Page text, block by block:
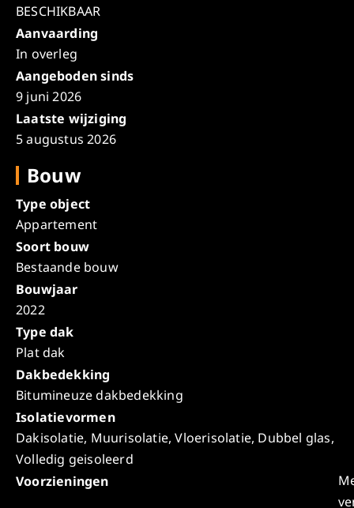
BESCHIKBAAR
Aanvaarding
In overleg
Aangeboden sinds
9 juni 2026
Laatste wijziging
5 augustus 2026
Bouw
Type object
Appartement
Soort bouw
Bestaande bouw
Bouwjaar
2022
Type dak
Plat dak
Dakbedekking
Bitumineuze dakbedekking
Isolatievormen
Dakisolatie, Muurisolatie, Vloerisolatie, Dubbel glas,
Volledig geisoleerd
Voorzieningen